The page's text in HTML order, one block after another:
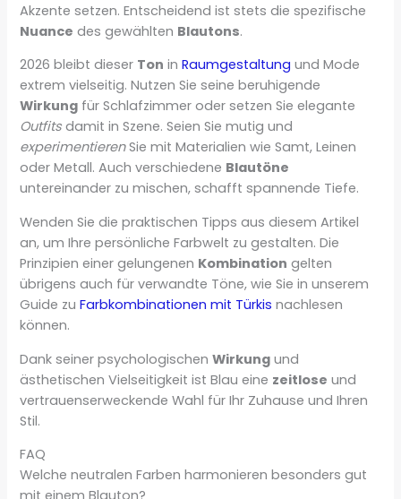
Akzente setzen. Entscheidend ist stets die spezifische
Nuance des gewählten Blautons.
2026 bleibt dieser Ton inRaumgestaltung und Mode
extrem vielseitig. Nutzen Sie seine beruhigende
Wirkung für Schlafzimmer oder setzen Sie elegante
Outfits damit in Szene. Seien Sie mutig und
experimentierenSie mit Materialien wie Samt, Leinen
oder Metall. Auch verschiedene Blautöne
untereinander zu mischen, schafft spannende Tiefe.
Wenden Sie die praktischen Tipps aus diesem Artikel
an, um Ihre persönliche Farbwelt zu gestalten. Die
Prinzipien einer gelungenen Kombination gelten
übrigens auch für verwandte Töne, wie Sie in unserem
Guide zuFarbkombinationen mit Türkis nachlesen
können.
Dank seiner psychologischenWirkung und
ästhetischen Vielseitigkeit ist Blau eine zeitlose und
vertrauenserweckende Wahl für Ihr Zuhause und Ihren
Stil.
FAQ
Welche neutralen Farben harmonieren besonders gut